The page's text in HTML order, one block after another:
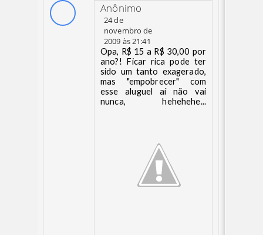
Anônimo
24 de
novembro de
2009 às 21:41
Opa, R$ 15 a R$ 30,00 por
ano?! Ficar rica pode ter
sido um tanto exagerado,
mas "empobrecer" com
esse aluguel aí não vai
nunca, hehehehe...